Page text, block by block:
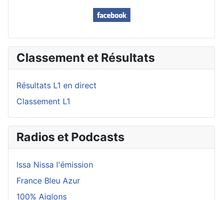
Classement et Résultats
Résultats L1 en direct
Classement L1
Radios et Podcasts
Issa Nissa l'émission
France Bleu Azur
100% Aiglons